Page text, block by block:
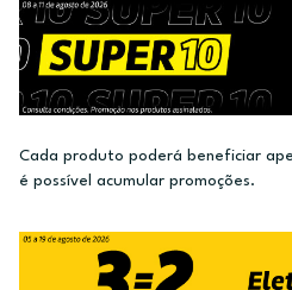
Cada produto poderá beneficiar
é possível acumular promoções.